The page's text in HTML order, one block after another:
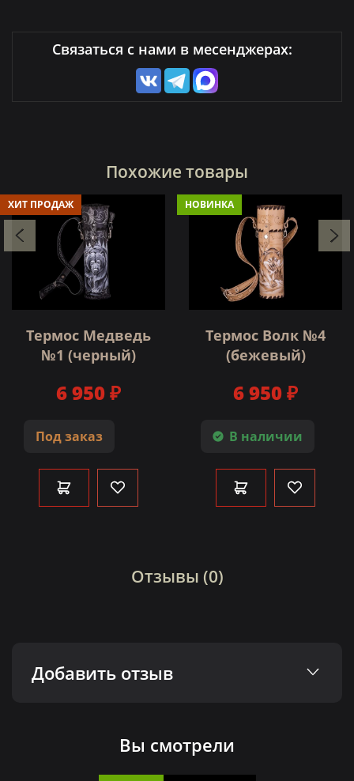
Связаться с нами в месенджерах:
Похожие товары
ХИТ ПРОДАЖ
Термос Медведь
№1 (черный)
Под заказ
6 950 ₽
НОВИНКА
Термос Волк №4
(бежевый)
В наличии
6 950 ₽
Отзывы (0)
Добавить отзыв
Вы смотрели